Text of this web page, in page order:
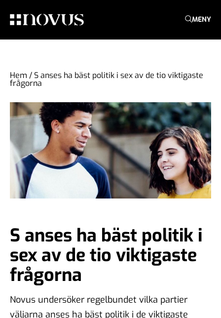
MENY
Hem / S anses ha bäst politik i sex av de tio viktigaste
frågorna
S anses ha bäst politik i
sex av de tio viktigaste
frågorna
Novus undersöker regelbundet vilka partier
väljarna anses ha bäst politik i de viktigaste